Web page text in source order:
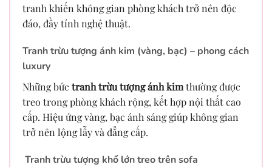
tranh khiến không gian phòng khách trở nên độc
đáo, đầy tính nghệ thuật.
Tranh trừu tượng ánh kim (vàng, bạc) – phong cách
luxury
Những bức tranh trừu tượng ánh kimthường được
treo trong phòng khách rộng, kết hợp nội thất cao
cấp. Hiệu ứng vàng, bạc ánh sáng giúp không gian
trở nên lộng lẫy và đẳng cấp.
Tranh trừu tượng khổ lớn treo trên sofa